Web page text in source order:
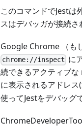
このコマンドでJest
スはデバッガが接続さ
Google Chrome （も
chrome://inspect に
続できるアクティブ
に表示されるアドレス
使ってJestをデバッグ